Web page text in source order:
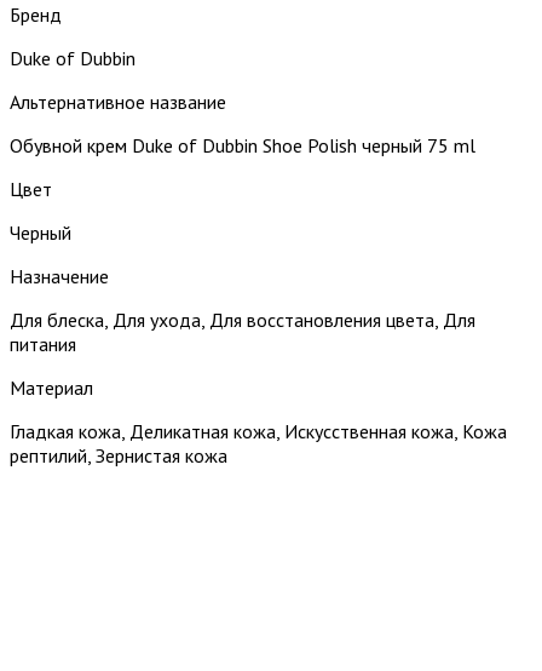
Бренд
Duke of Dubbin
Альтернативное название
Обувной крем Duke of Dubbin Shoe Polish черный 75 ml
Цвет
Черный
Назначение
Для блеска, Для ухода, Для восстановления цвета, Для
питания
Материал
Гладкая кожа, Деликатная кожа, Искусственная кожа, Кожа
рептилий, Зернистая кожа